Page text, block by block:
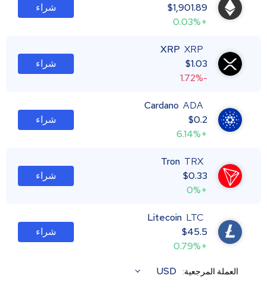
$1,901.89
+0.03%
شراء
XRP XRP
$1.03
-1.72%
شراء
Cardano ADA
$0.2
+6.14%
شراء
Tron TRX
$0.33
+0%
شراء
Litecoin LTC
$45.5
+0.79%
شراء
العملة المرجعية: USD